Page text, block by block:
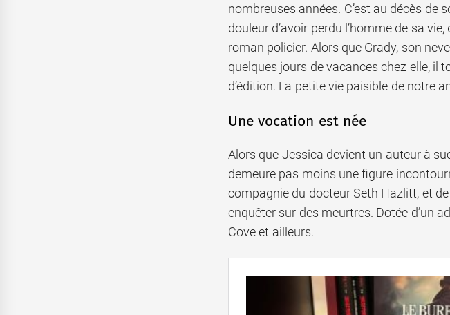
nombreuses années. C’est au décès de
douleur d’avoir perdu l’homme de sa
roman policier. Alors que Grady, son
quelques jours de vacances chez elle, il
d’édition. La petite vie paisible de notre
Une vocation est née
Alors que Jessica devient un auteur à
demeure pas moins une figure
compagnie du docteur Seth Hazlitt, et
enquêter sur des meurtres. Dotée d’un
Cove et ailleurs.